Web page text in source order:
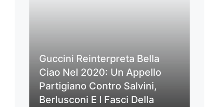
Guccini Reinterpreta Bella
Ciao Nel 2020: Un Appello
Partigiano Contro Salvini,
Berlusconi E I Fasci Della